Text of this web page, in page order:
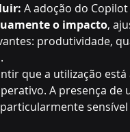
A adoção do
o impacto,
produtividade,
que a utilização
A presença